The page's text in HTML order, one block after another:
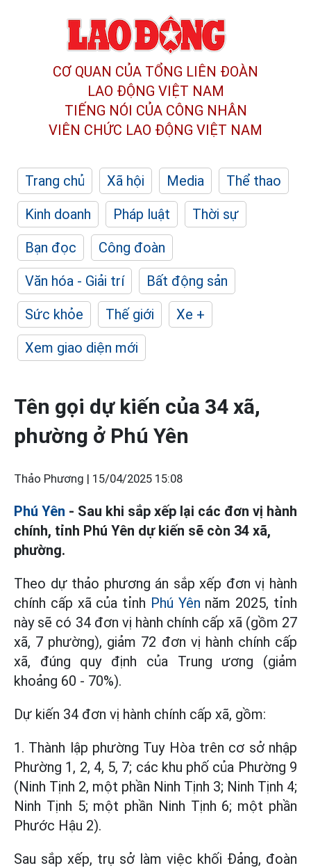
CƠ QUAN CỦA TỔNG LIÊN ĐOÀN
LAO ĐỘNG VIỆT NAM
TIẾNG NÓI CỦA CÔNG NHÂN
VIÊN CHỨC LAO ĐỘNG VIỆT NAM
Trang chủ Xã hội Media
Thể thao
Kinh doanh
Pháp luật
Thời sự
Bạn đọc
Công đoàn
Văn hóa - Giải trí
Bất động sản
Sức khỏe
Thế giới
Xe +
Xem giao diện mới
Tên gọi dự kiến của 34 xã,
phường ở Phú Yên
Thảo Phương | 15/04/2025 15:08
Phú Yên - Sau khi sắp xếp lại các đơn vị hành
chính, tỉnh Phú Yên dự kiến sẽ còn 34 xã,
phường.
Theo dự thảo phương án sắp xếp đơn vị hành
chính cấp xã của tỉnh Phú Yên năm 2025, tỉnh
này sẽ có 34 đơn vị hành chính cấp xã (gồm 27
xã, 7 phường), giảm 72 đơn vị hành chính cấp
xã, đúng quy định của Trung ương (giảm
khoảng 60 - 70%).
Dự kiến 34 đơn vị hành chính cấp xã, gồm:
1. Thành lập phường Tuy Hòa trên cơ sở nhập
Phường 1, 2, 4, 5, 7; các khu phố của Phường 9
(Ninh Tịnh 2, một phần Ninh Tịnh 3; Ninh Tịnh 4;
Ninh Tịnh 5; một phần Ninh Tịnh 6; một phần
Phước Hậu 2).
Sau sắp xếp, trụ sở làm việc khối Đảng, đoàn